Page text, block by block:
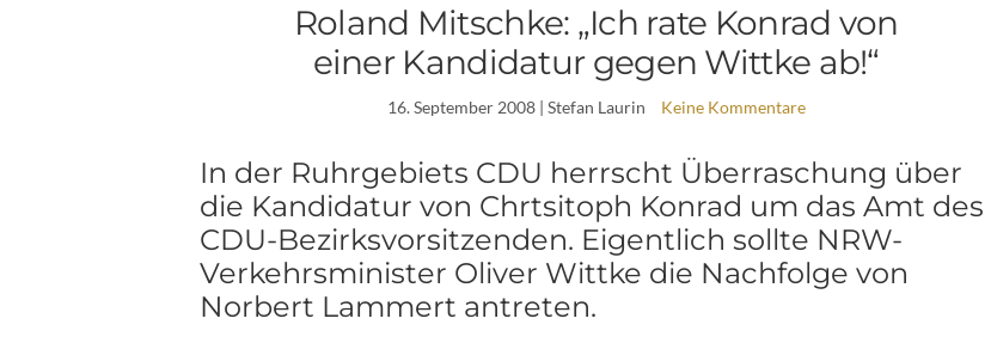
Roland Mitschke: „Ich rate Konrad von
einer Kandidatur gegen Wittke ab!“
16. September 2008| Stefan Laurin Keine Kommentare
In der Ruhrgebiets CDU herrscht Überraschung über
die Kandidatur von Chrtsitoph Konrad um das Amt des
CDU-Bezirksvorsitzenden. Eigentlich sollte NRW-
Verkehrsminister Oliver Wittke die Nachfolge von
Norbert Lammert antreten.